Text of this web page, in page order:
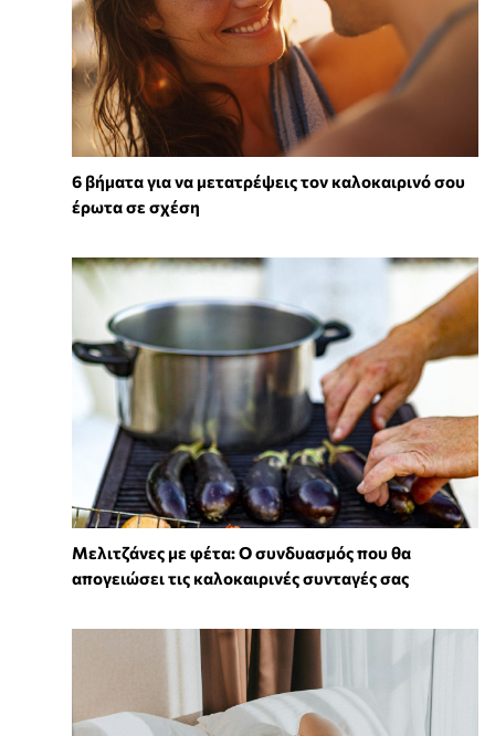
6 βήματα για να μετατρέψεις τον καλοκαιρινό σου
έρωτα σε σχέση
Μελιτζάνες με φέτα: Ο συνδυασμός που θα
απογειώσει τις καλοκαιρινές συνταγές σας